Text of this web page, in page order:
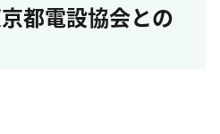
都電設協会との